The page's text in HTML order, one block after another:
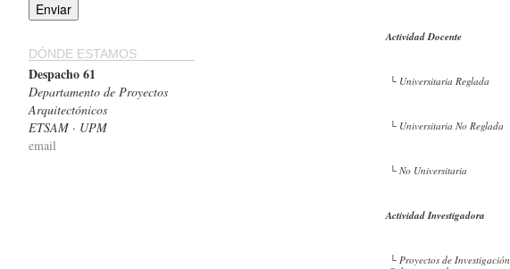
DÓNDE ESTAMOS
Despacho 61
Departamento de Proyectos
Arquitectónicos
ETSAM · UPM
email
Actividad Docente
└ Universitaria Reglada
└ Universitaria No Reglada
└ No Universitaria
Actividad Investigadora
└ Proyectos de Investigación